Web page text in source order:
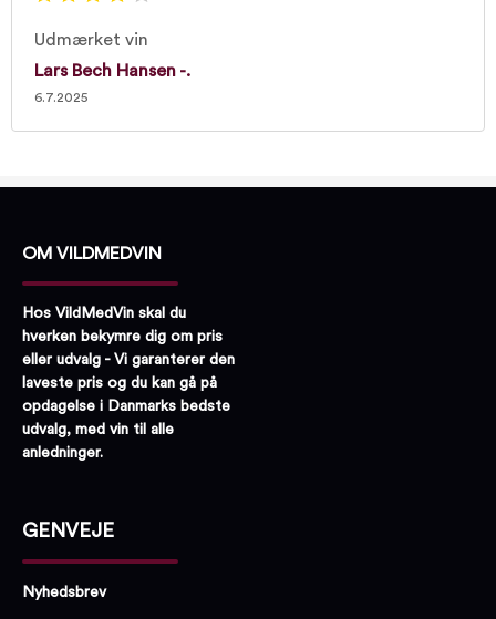
Udmærket vin
Lars Bech Hansen -.
6.7.2025
OM VILDMEDVIN
Hos VildMedVin skal du
hverken bekymre dig om pris
eller udvalg - Vi garanterer den
laveste pris og du kan gå på
opdagelse i Danmarks bedste
udvalg, med vin til alle
anledninger.
GENVEJE
Nyhedsbrev